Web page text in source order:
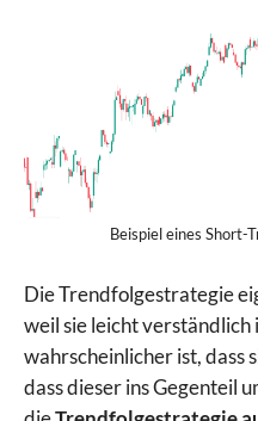
Beispiel eines Short-
Die Trendfolgestrategie
weil sie leicht verständlich
wahrscheinlicher ist, dass
dass dieser ins Gegenteil